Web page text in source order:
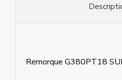
Remorque G380PT18